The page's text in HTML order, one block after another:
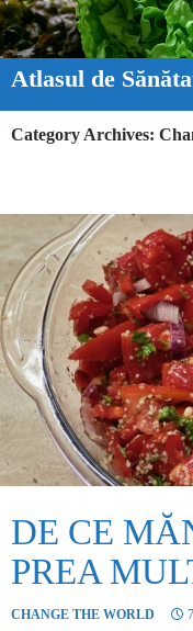
Atlasul de
Category Archives:
DE CE
PREA
CHANGE THE WORLD